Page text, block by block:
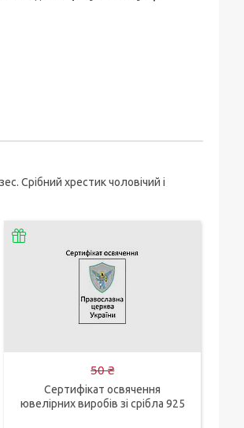
Срібний хрестик чоловічий і
50 ₴
Сертифікат освячення
ювелірних виробів зі срібла 925